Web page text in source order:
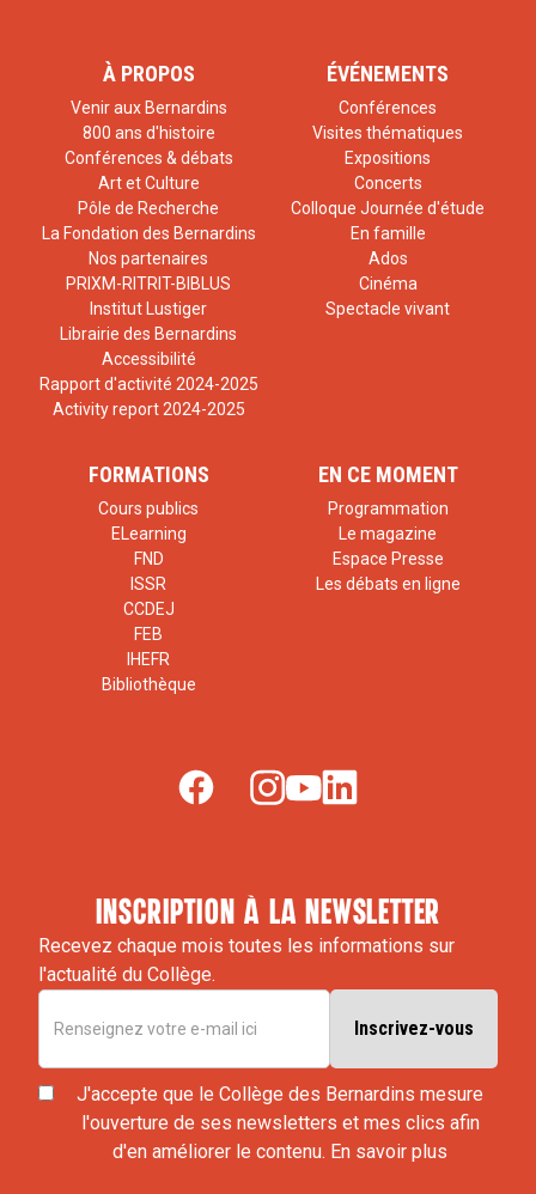
À PROPOS
Venir aux Bernardins
800 ans d'histoire
Conférences & débats
Art et Culture
Pôle de Recherche
La Fondation des Bernardins
Nos partenaires
PRIXM-RITRIT-BIBLUS
Institut Lustiger
Librairie des Bernardins
Accessibilité
Rapport d'activité 2024-2025
Activity report 2024-2025
ÉVÉNEMENTS
Conférences
Visites thématiques
Expositions
Concerts
Colloque Journée d'étude
En famille
Ados
Cinéma
Spectacle vivant
FORMATIONS
Cours publics
ELearning
FND
ISSR
CCDEJ
FEB
IHEFR
Bibliothèque
EN CE MOMENT
Programmation
Le magazine
Espace Presse
Les débats en ligne
inscription à la newsletter
Recevez chaque mois toutes les informations sur
l'actualité du Collège.
J'accepte que le Collège des Bernardins mesure
l'ouverture de ses newsletters et mes clics afin
d'en améliorer le contenu. En savoir plus